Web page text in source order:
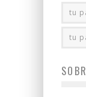
tu
tu